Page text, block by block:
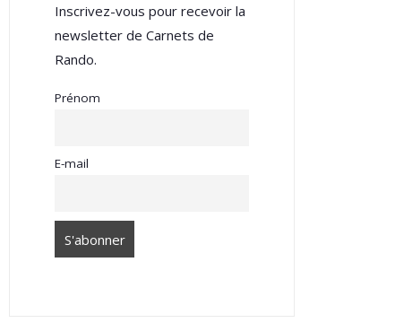
Inscrivez-vous pour recevoir la
newsletter de Carnets de
Rando.
Prénom
E-mail